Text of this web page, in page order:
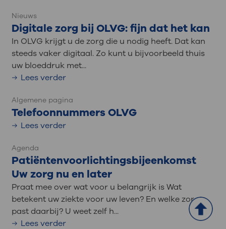
Nieuws
Digitale zorg bij OLVG: fijn dat het kan
In OLVG krijgt u de zorg die u nodig heeft. Dat kan
steeds vaker digitaal. Zo kunt u bijvoorbeeld thuis
uw bloeddruk met...
Lees verder
Algemene pagina
Telefoonnummers OLVG
Lees verder
Agenda
Patiëntenvoorlichtingsbijeenkomst
Uw zorg nu en later
Praat mee over wat voor u belangrijk is Wat
betekent uw ziekte voor uw leven? En welke zorg
past daarbij? U weet zelf h...
Lees verder